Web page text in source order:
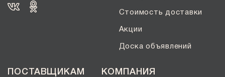
Стоимость доставки
Акции
Доска объявлений
ПОСТАВЩИКАМ КОМПАНИЯ